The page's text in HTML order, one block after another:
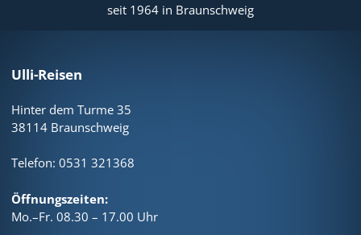
seit 1964 in Braunschweig
Ulli-Reisen
Hinter dem Turme 35
38114 Braunschweig
Telefon: 0531 321368
Öffnungszeiten:
Mo.–Fr. 08.30 – 17.00 Uhr